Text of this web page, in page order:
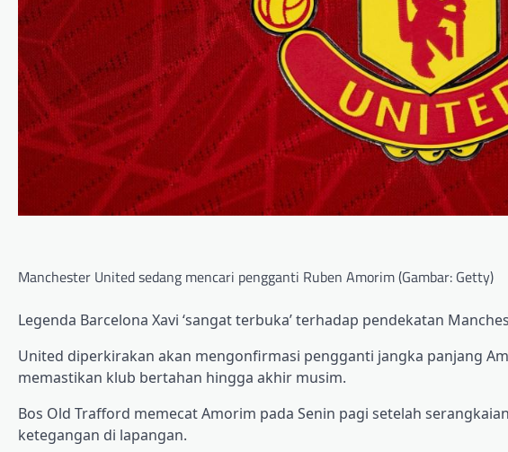
Manchester United sedang mencari pengganti Ruben Amorim (Gambar: Getty)
Legenda Barcelona Xavi ‘sangat terbuka’ terhadap pendekatan
United diperkirakan akan mengonfirmasi pengganti jangka panjang
memastikan klub bertahan hingga akhir musim.
Bos Old Trafford memecat Amorim pada Senin pagi setelah
ketegangan di lapangan.